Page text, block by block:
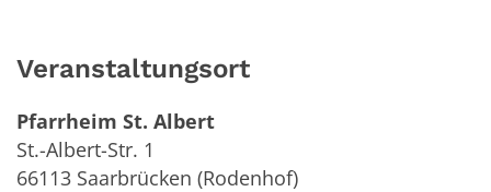
Veranstaltungsort
Pfarrheim St. Albert
St.-Albert-Str. 1
66113 Saarbrücken (Rodenhof)